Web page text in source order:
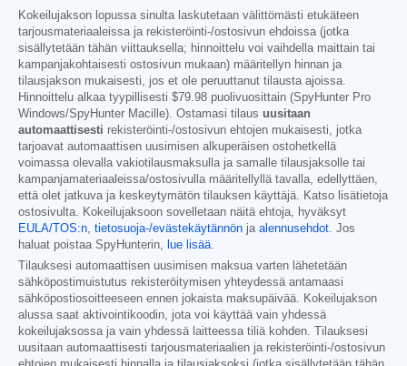
Kokeilujakson lopussa sinulta laskutetaan välittömästi etukäteen
tarjousmateriaaleissa ja rekisteröinti-/ostosivun ehdoissa (jotka
sisällytetään tähän viittauksella; hinnoittelu voi vaihdella maittain tai
kampanjakohtaisesti ostosivun mukaan) määritellyn hinnan ja
tilausjakson mukaisesti, jos et ole peruuttanut tilausta ajoissa.
Hinnoittelu alkaa tyypillisesti $79.98 puolivuosittain (SpyHunter Pro
Windows/SpyHunter Macille). Ostamasi tilaus uusitaan
automaattisesti rekisteröinti-/ostosivun ehtojen mukaisesti, jotka
tarjoavat automaattisen uusimisen alkuperäisen ostohetkellä
voimassa olevalla vakiotilausmaksulla ja samalle tilausjaksolle tai
kampanjamateriaaleissa/ostosivulla määritellyllä tavalla, edellyttäen,
että olet jatkuva ja keskeytymätön tilauksen käyttäjä. Katso lisätietoja
ostosivulta. Kokeilujaksoon sovelletaan näitä ehtoja, hyväksyt
EULA/TOS:n, tietosuoja-/evästekäytännön ja alennusehdot. Jos
haluat poistaa SpyHunterin, lue lisää.
Tilauksesi automaattisen uusimisen maksua varten lähetetään
sähköpostimuistutus rekisteröitymisen yhteydessä antamaasi
sähköpostiosoitteeseen ennen jokaista maksupäivää. Kokeilujakson
alussa saat aktivointikoodin, jota voi käyttää vain yhdessä
kokeilujaksossa ja vain yhdessä laitteessa tiliä kohden. Tilauksesi
uusitaan automaattisesti tarjousmateriaalien ja rekisteröinti-/ostosivun